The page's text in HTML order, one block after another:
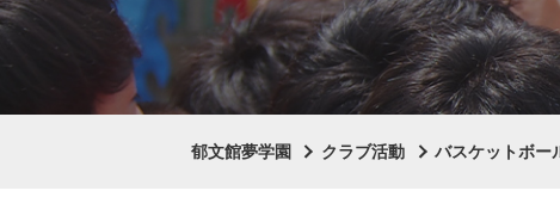
郁文館夢学園 クラブ活動 バスケットボー